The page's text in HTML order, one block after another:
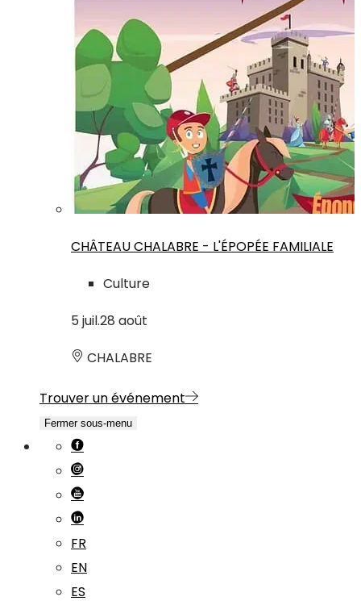
CHÂTEAU CHALABRE - L'ÉPOPÉE FAMILIALE
Culture
5 juil.28 août
CHALABRE
Trouver un événement
Fermer sous-menu
FR
EN
ES